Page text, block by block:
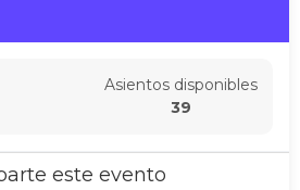
Asientos disponibles
39
este evento